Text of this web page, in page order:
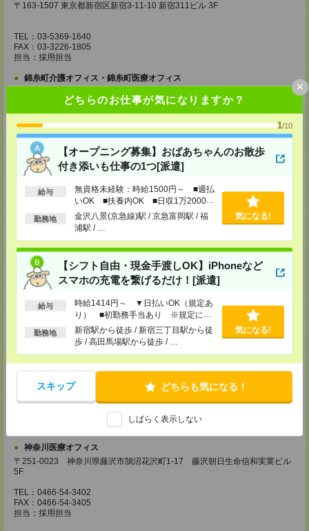
どちらのお仕事が気になりますか？
1/10
【オープニング募集】おばあちゃんのお散歩
付き添いも仕事の1つ[派遣]
給与
無資格未経験：時給1500円～ ■週払
いOK ■扶養内OK ■日収1万2000円
以上
勤務地
金沢八景(京急線)駅 / 京急富岡駅 / 福
浦駅 / …
気になる!
【シフト自由・現金手渡しOK】iPhoneなど
スマホの充電を繋げるだけ！[派遣]
給与
時給1414円～ ▼日払いOK（規定あ
り） ■初勤務手当あり ※規定によ
る
勤務地
新宿駅から徒歩 / 新宿三丁目駅から徒
歩 / 高田馬場駅から徒歩 / …
気になる!
スキップ どちらも気になる！
しばらく表示しない
×
〒163-1507 東京都新宿区新宿3-11-10 新宿311ビル 3F
TEL：03-5369-1640
FAX：03-3226-1805
担当：採用担当
錦糸町介護オフィス・錦糸町医療オフィス
TEL：03-5637-1151
FAX：03-5637-1388
担当：採用担当
西東京医療オフィス
〒180-0004 東京都武蔵野市吉祥寺本町1丁目14番5号 吉祥寺本町ビル5F
TEL：0422-23-0901
FAX：0422-23-0905
町田介護オフィス
〒194-0022 東京都町田市森野1丁目36番14号 ビオレ町田ビル3F
TEL：042-728-3021
FAX：042-728-3025
担当：採用担当
川崎医療オフィス・横浜医療オフィス
〒210-0007 神奈川県川崎市川崎区駅前本町3-1 NMF川崎東口ビル7F
TEL：044-233-3501
FAX：044-233-4305
〒221-0835 神奈川県横浜市神奈川区鶴屋町2-23-2 TSプラザビルディング
TEL：045-320-1901
神奈川医療オフィス
〒251-0023 神奈川県藤沢市鵠沼花沢町1-17 藤沢朝日生命信和実業ビル
5F
TEL：0466-54-3402
FAX：0466-54-3405
担当：採用担当